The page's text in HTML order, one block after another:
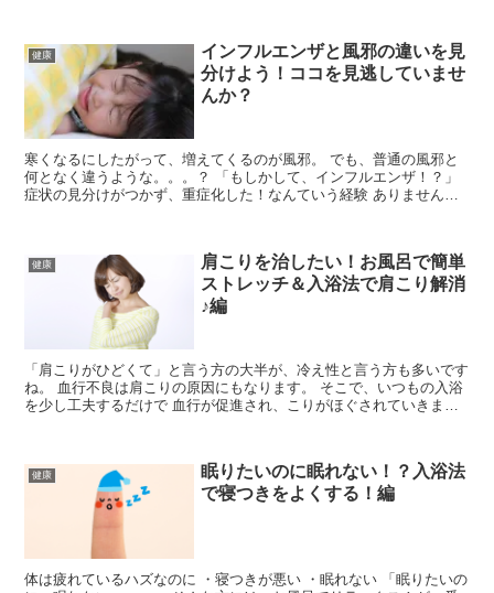
健康
インフルエンザと風邪の違いを見
分けよう！ココを見逃していませ
んか？
寒くなるにしたがって、増えてくるのが風邪。 でも、普通の風邪と
何となく違うような。。。？ 「もしかして、インフルエンザ！？」
症状の見分けがつかず、重症化した！なんていう経験 ありません
健康
肩こりを治したい！お風呂で簡単
ストレッチ＆入浴法で肩こり解消
♪編
「肩こりがひどくて」と言う方の大半が、冷え性と言う方も多いです
ね。 血行不良は肩こりの原因にもなります。 そこで、いつもの入浴
を少し工夫するだけで 血行が促進され、こりがほぐされていきます
健康
眠りたいのに眠れない！？入浴法
で寝つきをよくする！編
体は疲れているハズなのに ・寝つきが悪い ・眠れない 「眠りたいの